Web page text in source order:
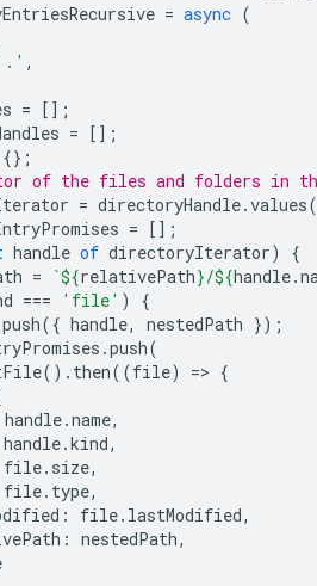
= async (
,
= [];
= [];
{};
of the files and folders in
= directoryHandle.values
= [];
handle of directoryIterator)
{
= `${relativePath}/${handle.
=== 'file' )
{
push({ handle, nestedPath });
.push(
(). then((file) => {
handle.name,
handle.kind,
file. size,
file. type,
: file. lastModified,
: nestedPath,